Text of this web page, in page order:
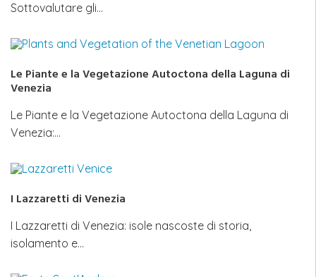
Sottovalutare gli…
Le Piante e la Vegetazione Autoctona della Laguna di
Venezia
Le Piante e la Vegetazione Autoctona della Laguna di
Venezia:…
I Lazzaretti di Venezia
I Lazzaretti di Venezia: isole nascoste di storia,
isolamento e…